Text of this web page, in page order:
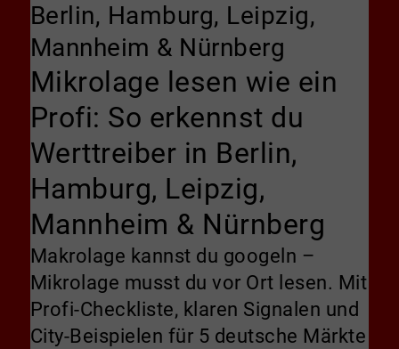
Berlin, Hamburg, Leipzig,
Mannheim & Nürnberg
Mikrolage lesen wie ein
Profi: So erkennst du
Werttreiber in Berlin,
Hamburg, Leipzig,
Mannheim & Nürnberg
Makrolage kannst du googeln –
Mikrolage musst du vor Ort lesen. Mit
Profi-Checkliste, klaren Signalen und
City-Beispielen für 5 deutsche Märkte